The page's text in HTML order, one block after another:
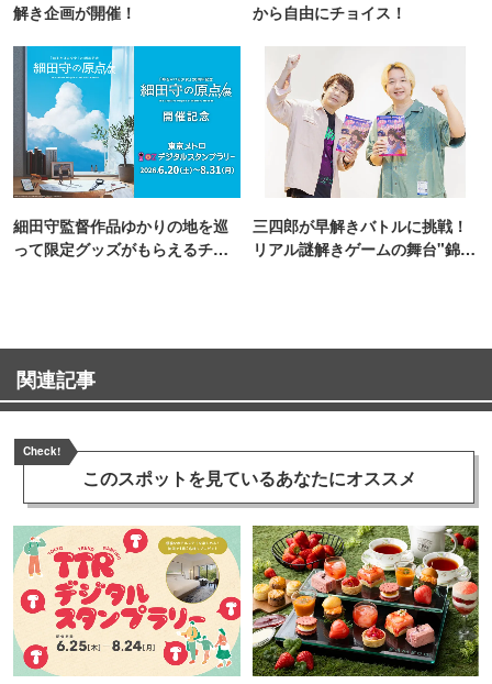
解き企画が開催！
から自由にチョイス！
細田守監督作品ゆかりの地を巡
って限定グッズがもらえるチャ
三四郎が早解きバトルに挑戦！
リアル謎解きゲームの舞台"錦糸
関連記事
Check!
このスポットを見ているあなたにオススメ